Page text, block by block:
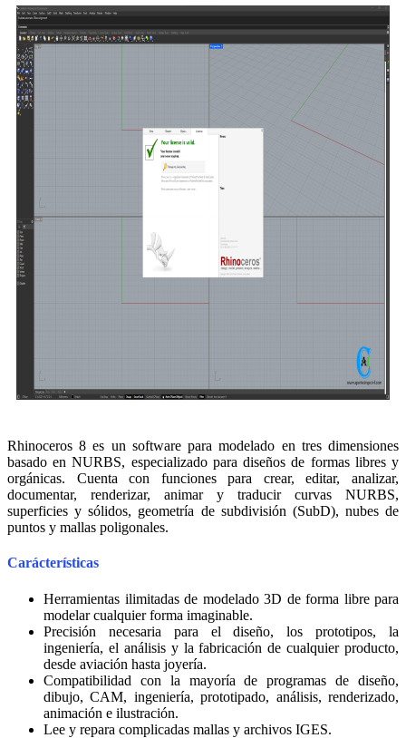
Rhinoceros 8 es un software para modelado en tres dimensiones
basado en NURBS, especializado para diseños de formas libres y
orgánicas. Cuenta con funciones para crear, editar, analizar,
documentar, renderizar, animar y traducir curvas NURBS,
superficies y sólidos, geometría de subdivisión (SubD), nubes de
puntos y mallas poligonales.
Carácterísticas
Herramientas ilimitadas de modelado 3D de forma libre para
modelar cualquier forma imaginable.
Precisión necesaria para el diseño, los prototipos, la
ingeniería, el análisis y la fabricación de cualquier producto,
desde aviación hasta joyería.
Compatibilidad con la mayoría de programas de diseño,
dibujo, CAM, ingeniería, prototipado, análisis, renderizado,
animación e ilustración.
Lee y repara complicadas mallas y archivos IGES.